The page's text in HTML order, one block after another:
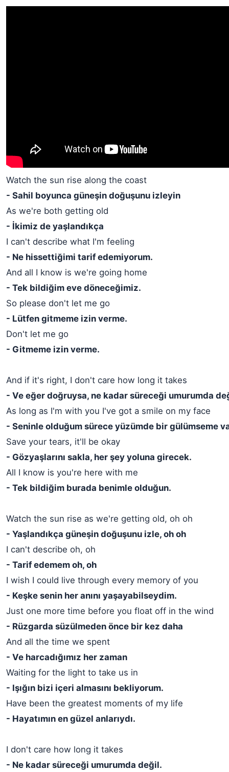
Watch the sun rise along the coast
- Sahil boyunca güneşin doğuşunu izleyin
As we're both getting old
- İkimiz de yaşlandıkça
I can't describe what I'm feeling
- Ne hissettiğimi tarif edemiyorum.
And all I know is we're going home
- Tek bildiğim eve döneceğimiz.
So please don't let me go
- Lütfen gitmeme izin verme.
Don't let me go
- Gitmeme izin verme.
And if it's right, I don't care how long it takes
- Ve eğer doğruysa, ne kadar süreceği umurumda
As long as I'm with you I've got a smile on my face
- Seninle olduğum sürece yüzümde bir gülümseme
Save your tears, it'll be okay
- Gözyaşlarını sakla, her şey yoluna girecek.
All I know is you're here with me
- Tek bildiğim burada benimle olduğun.
Watch the sun rise as we're getting old, oh oh
- Yaşlandıkça güneşin doğuşunu izle, oh oh
I can't describe oh, oh
- Tarif edemem oh, oh
I wish I could live through every memory of you
- Keşke senin her anını yaşayabilseydim.
Just one more time before you float off in the wind
- Rüzgarda süzülmeden önce bir kez daha
And all the time we spent
- Ve harcadığımız her zaman
Waiting for the light to take us in
- Işığın bizi içeri almasını bekliyorum.
Have been the greatest moments of my life
- Hayatımın en güzel anlarıydı.
I don't care how long it takes
- Ne kadar süreceği umurumda değil.